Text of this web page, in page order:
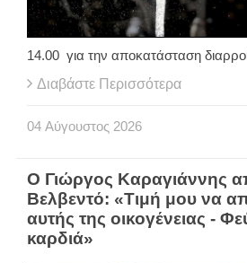
14.00 για την αποκατάσταση
Διαβάστε Περισσότερα
04 Αύγουστος 2026
Ο Γιώργος Καραγιάννης
Βελβεντό: «Τιμή μου να
αυτής της οικογένειας -
καρδιά»